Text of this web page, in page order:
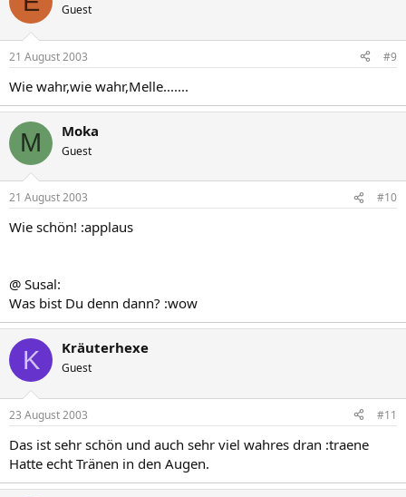
Guest
21 August 2003 #9
Wie wahr,wie wahr,Melle.......
M Moka
Guest
21 August 2003 #10
Wie schön! :applaus
@ Susal:
Was bist Du denn dann? :wow
K Kräuterhexe
Guest
23 August 2003 #11
Das ist sehr schön und auch sehr viel wahres dran :traene
Hatte echt Tränen in den Augen.